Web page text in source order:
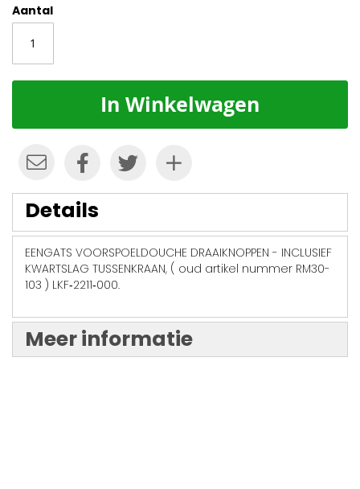
Aantal
In Winkelwagen
Details
EENGATS VOORSPOELDOUCHE DRAAIKNOPPEN - INCLUSIEF
KWARTSLAG TUSSENKRAAN, ( oud artikel nummer RM30-
103 ) LKF‑2211‑000.
Meer informatie